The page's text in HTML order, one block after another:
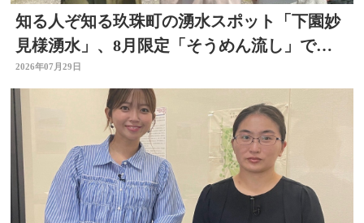
知る人ぞ知る玖珠町の湧水スポット「下園妙
見様湧水」、8月限定「そうめん流し」で涼
を求めて
2026年07月29日